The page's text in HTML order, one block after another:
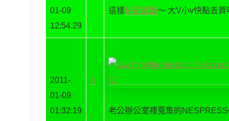
01-09
12:54:29
這樣秘密武器～ 大V小v快點去
2011-
01-09
01:32:19
8
老公辦公室裡蒐集的